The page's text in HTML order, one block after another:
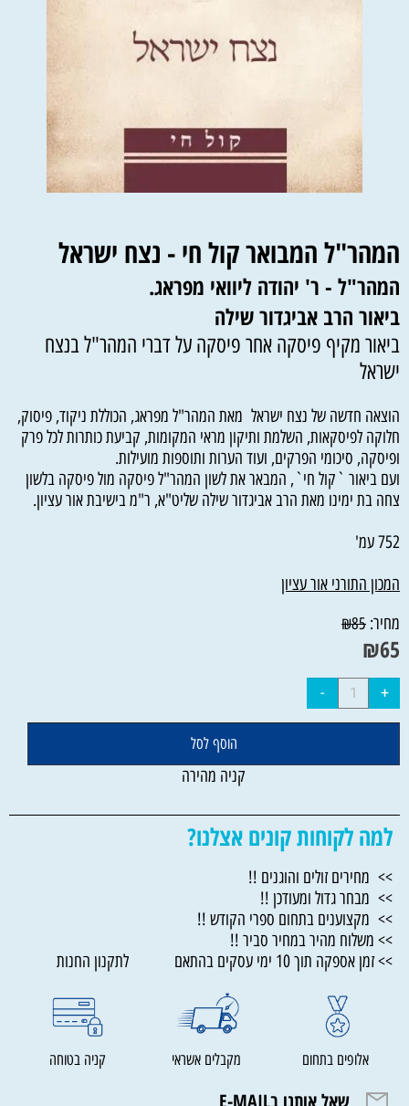
המהר"ל המבואר קול חי - נצח ישראל
המהר"ל - ר' יהודה ליוואי מפראג.
ביאור הרב אביגדור שילה
ביאור מקיף פיסקה אחר פיסקה על דברי המהר"ל בנצח
ישראל
הוצאה חדשה של נצח ישראל מאת המהר"ל מפראג, הכוללת ניקוד, פיסוק,
חלוקה לפיסקאות, השלמת ותיקון מראי המקומות, קביעת כותרות לכל פרק
ופיסקה, סיכומי הפרקים, ועוד הערות ותוספות מועילות.
ועם ביאור `קול חי`, המבאר את לשון המהר"ל פיסקה מול פיסקה בלשון
צחה בת ימינו מאת הרב אביגדור שילה שליט"א, ר"מ בישיבת אור עציון.
752 עמ'
המכון התורני אור עציון
מחיר:
₪85
₪65
הוסף לסל
קניה מהירה
למה לקוחות קונים אצלנו?
>> מחירים זולים והוגנים !!
>> מבחר גדול ומעודכן !!
>> מקצוענים בתחום ספרי הקודש !!
>> משלוח מהיר במחיר סביר !!
>> זמן אספקה תוך 10 ימי עסקים בהתאם לתקנון החנות
אלופים בתחום מקבלים אשראי קניה בטוחה
שאל אותנו בE-MAIL